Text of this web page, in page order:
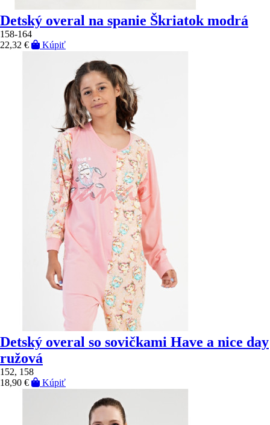
Detský overal na spanie Škriatok modrá
158-164
22,32 €
Kúpiť
Detský overal so sovičkami Have a nice day
ružová
152, 158
18,90 €
Kúpiť